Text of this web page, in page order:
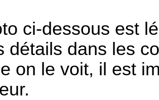
ci-dessous est
détails dans les
on le voit, il est